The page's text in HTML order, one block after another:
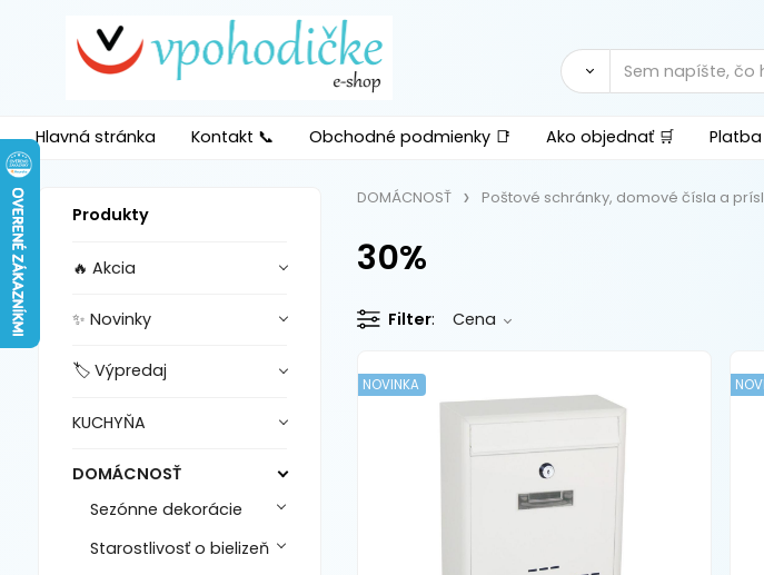
Hlavná stránka Kontakt 📞 Obchodné podmienky 📑 Ako objednať 🛒
Produkty
🔥 Akcia
✨ Novinky
🏷️ Výpredaj
KUCHYŇA
DOMÁCNOSŤ
Sezónne dekorácie
Starostlivosť o bielizeň
DOMÁCNOSŤ Poštové schránky, domové čísla a
30%
Filter Cena
NOVINKA